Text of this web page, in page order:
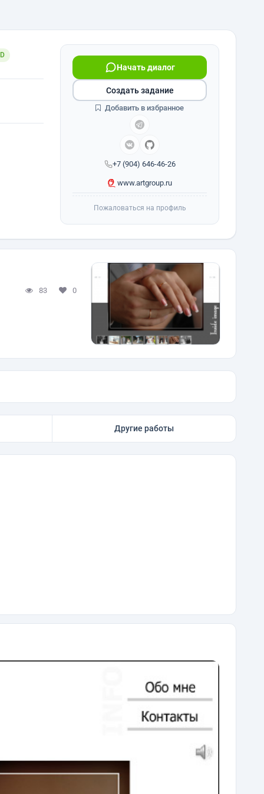
+7 (904) 646-46-26
Начать диалог
www.artgroup.ru
Создать задание
Добавить в избранное
Пожаловаться на профиль
83 0
Другие работы